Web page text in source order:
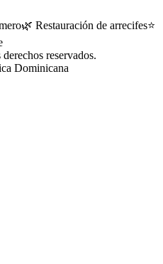
🌿 Restauración de arrecifes⭐
reservados.
Dominicana